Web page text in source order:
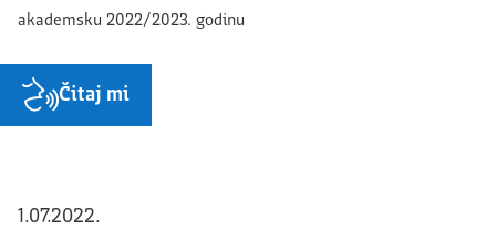
akademsku 2022/2023. godinu
Čitaj mi
1.07.2022.